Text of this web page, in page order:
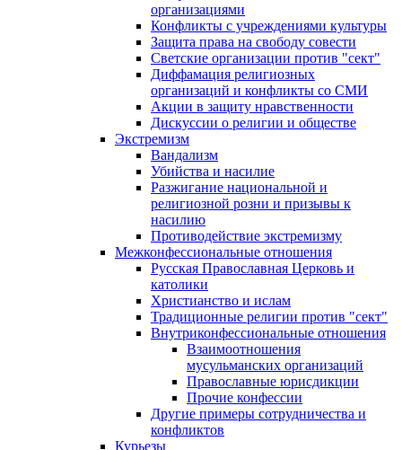
организациями
Конфликты с учреждениями культуры
Защита права на свободу совести
Светские организации против "сект"
Диффамация религиозных
организаций и конфликты со СМИ
Акции в защиту нравственности
Дискуссии о религии и обществе
Экстремизм
Вандализм
Убийства и насилие
Разжигание национальной и
религиозной розни и призывы к
насилию
Противодействие экстремизму
Межконфессиональные отношения
Русская Православная Церковь и
католики
Христианство и ислам
Традиционные религии против "сект"
Внутриконфессиональные отношения
Взаимоотношения
мусульманских организаций
Православные юрисдикции
Прочие конфессии
Другие примеры сотрудничества и
конфликтов
Курьезы